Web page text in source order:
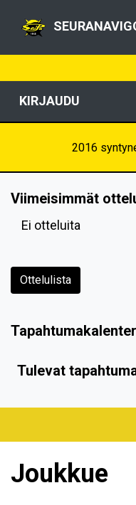
KIRJAUDU
2016
Viimeisimmät
Ei otteluita
Ottelulista
Tulevat
Joukkue